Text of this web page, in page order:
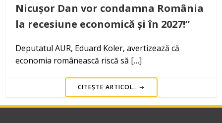
Nicușor Dan vor condamna România
la recesiune economică și în 2027!”
Deputatul AUR, Eduard Koler, avertizează că
economia românească riscă să […]
CITEȘTE ARTICOL..